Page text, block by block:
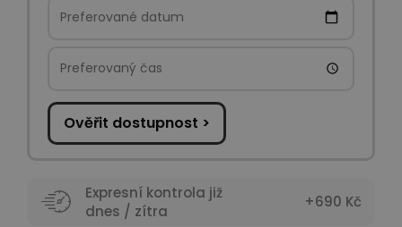
Ověřit dostupnost >
Expresní kontrola již
dnes / zítra
+690 Kč